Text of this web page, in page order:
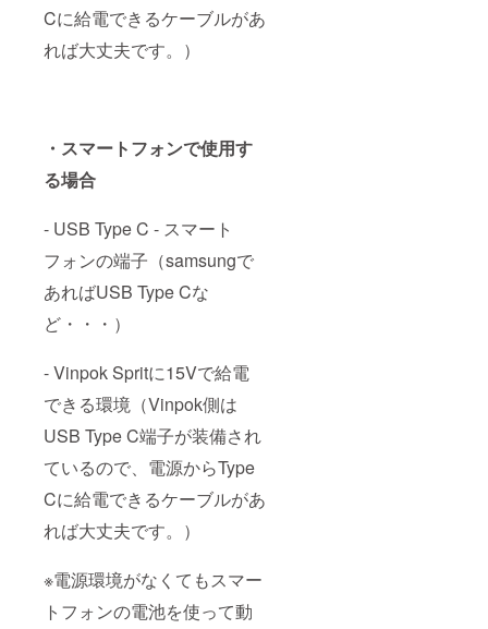
Cに給電できるケーブルがあ
れば大丈夫です。）
・スマートフォンで使用す
る場合
- USB Type C - スマート
フォンの端子（samsungで
あればUSB Type Cな
ど・・・）
- Vinpok Spritに15Vで給電
できる環境（Vinpok側は
USB Type C端子が装備され
ているので、電源からType
Cに給電できるケーブルがあ
れば大丈夫です。）
※電源環境がなくてもスマー
トフォンの電池を使って動